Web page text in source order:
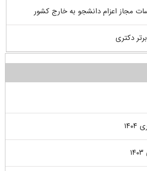
مجاز اعزام دانشجو به خارج کشور
دکتری